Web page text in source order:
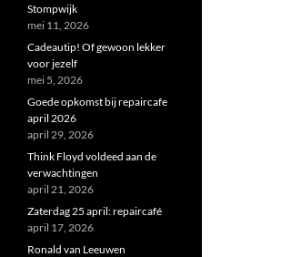
Stompwijk
mei 11, 2026
Cadeautip! Of gewoon lekker
voor jezelf
mei 5, 2026
Goede opkomst bij repaircafe
april 2026
april 29, 2026
Think Floyd voldeed aan de
verwachtingen
april 21, 2026
Zaterdag 25 april: repaircafé
april 17, 2026
Ronald van Leeuwen